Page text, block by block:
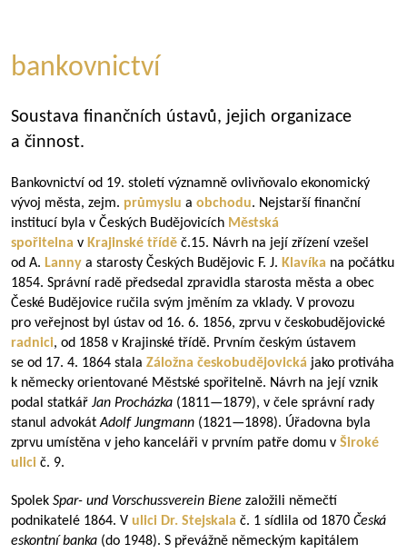
bankovnictví
Soustava finančních ústavů, jejich organizace
a činnost.
Bankovnictví od 19. století významně ovlivňovalo ekonomický
vývoj města, zejm. průmyslu a obchodu. Nejstarší finanční
institucí byla v Českých Budějovicích Městská
spořitelna v Krajinské třídě č.15. Návrh na její zřízení vzešel
od A. Lanny a starosty Českých Budějovic F. J. Klavíka na počátku
1854. Správní radě předsedal zpravidla starosta města a obec
České Budějovice ručila svým jměním za vklady. V provozu
pro veřejnost byl ústav od 16. 6. 1856, zprvu v českobudějovické
radnici, od 1858 v Krajinské třídě. Prvním českým ústavem
se od 17. 4. 1864 stala Záložna českobudějovická jako protiváha
k německy orientované Městské spořitelně. Návrh na její vznik
podal statkář Jan Procházka (1811—1879), v čele správní rady
stanul advokátAdolf Jungmann (1821—1898). Úřadovna byla
zprvu umístěna v jeho kanceláři v prvním patře domu v Široké
ulici č. 9.
Spolek Spar- und Vorschussverein Biene založili němečtí
podnikatelé 1864. V ulici Dr. Stejskala č. 1 sídlila od 1870 Česká
eskontní banka (do 1948). S převážně německým kapitálem